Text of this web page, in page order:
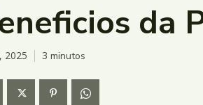
da
2025 3 minutos